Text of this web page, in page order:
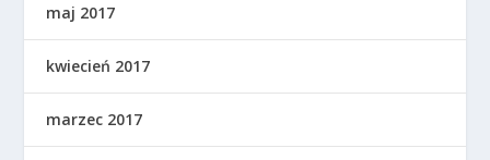
maj 2017
kwiecień 2017
marzec 2017